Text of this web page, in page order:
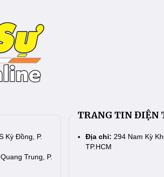
Kỳ Đồng, P.
Trung, P.
TRANG TIN ĐIỆN
Địa chỉ: 294 Nam Kỳ
TP.HCM